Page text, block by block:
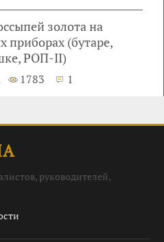
золота на
(бутаре,
РОП-II)
1783 1
руководителей,